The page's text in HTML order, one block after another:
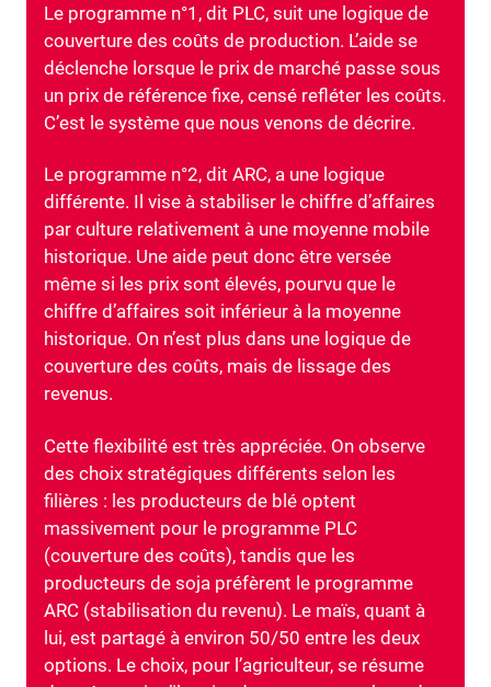
Le programme n°1, dit PLC, suit une logique de
couverture des coûts de production. L’aide se
déclenche lorsque le prix de marché passe sous
un prix de référence fixe, censé refléter les coûts.
C’est le système que nous venons de décrire.
Le programme n°2, dit ARC, a une logique
différente. Il vise à stabiliser le chiffre d’affaires
par culture relativement à une moyenne mobile
historique. Une aide peut donc être versée
même si les prix sont élevés, pourvu que le
chiffre d’affaires soit inférieur à la moyenne
historique. On n’est plus dans une logique de
couverture des coûts, mais de lissage des
revenus.
Cette flexibilité est très appréciée. On observe
des choix stratégiques différents selon les
filières : les producteurs de blé optent
massivement pour le programme PLC
(couverture des coûts), tandis que les
producteurs de soja préfèrent le programme
ARC (stabilisation du revenu). Le maïs, quant à
lui, est partagé à environ 50/50 entre les deux
options. Le choix, pour l’agriculteur, se résume